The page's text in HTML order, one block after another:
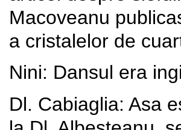
Macoveanu
a cristalelor de
Nini: Dansul era
Dl. Cabiaglia: Asa